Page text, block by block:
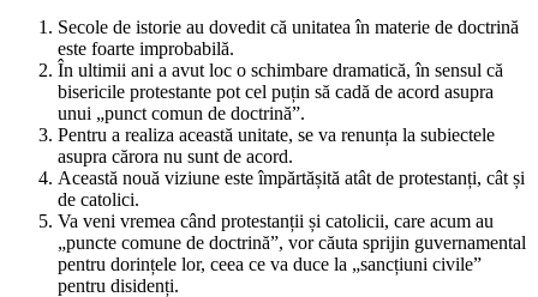
Secole de istorie au dovedit că unitatea în materie de doctrină
este foarte improbabilă.
În ultimii ani a avut loc o schimbare dramatică, în sensul că
bisericile protestante pot cel puțin să cadă de acord asupra
unui „punct comun de doctrină”.
Pentru a realiza această unitate, se va renunța la subiectele
asupra cărora nu sunt de acord.
Această nouă viziune este împărtășită atât de protestanți, cât și
de catolici.
Va veni vremea când protestanții și catolicii, care acum au
„puncte comune de doctrină”, vor căuta sprijin guvernamental
pentru dorințele lor, ceea ce va duce la „sancțiuni civile”
pentru disidenți.